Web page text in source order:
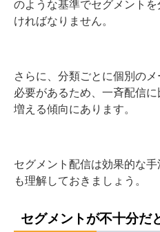
のような基準でセグメント
ければなりません。
さらに、分類ごとに個別の
必要があるため、一斉配信
増える傾向にあります。
セグメント配信は効果的な
も理解しておきましょう。
セグメントが不十分だ